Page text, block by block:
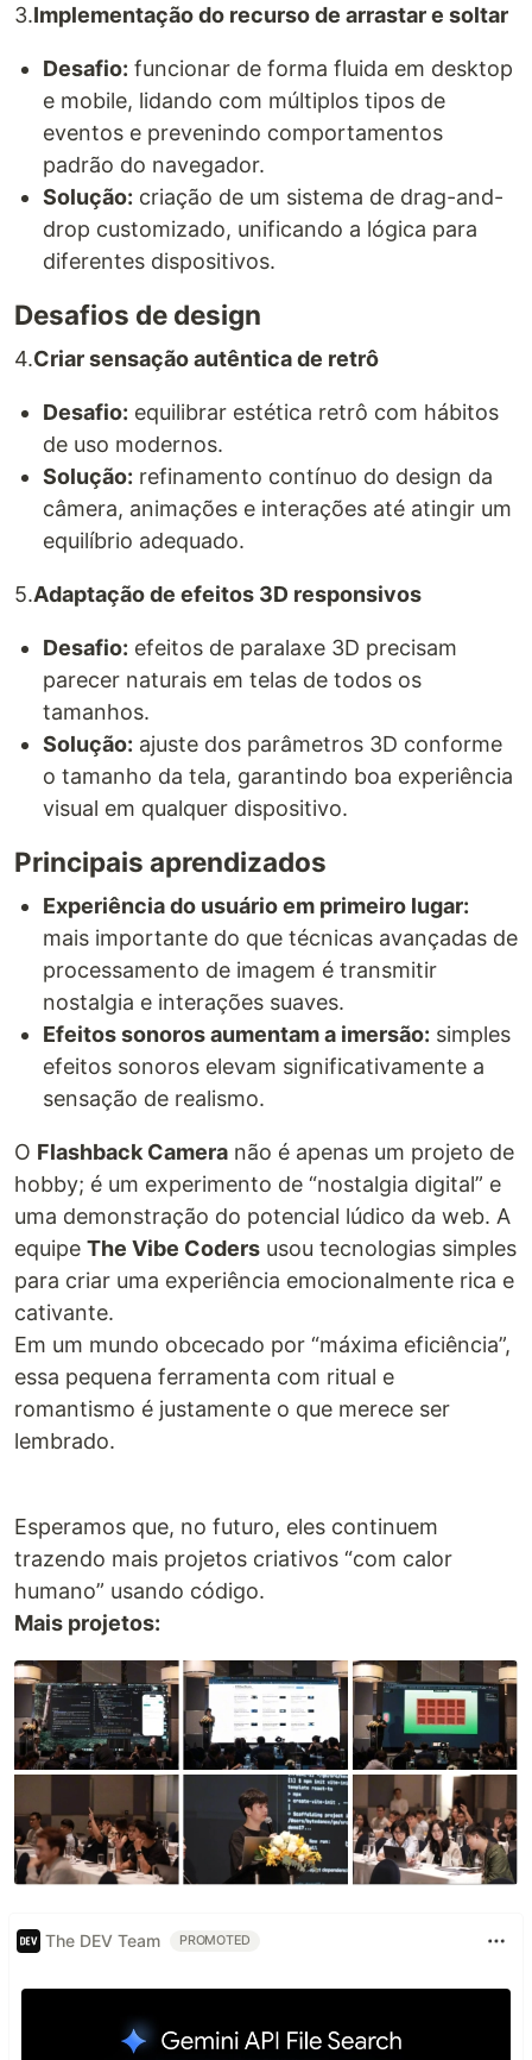
3.Implementação do recurso de arrastar e soltar
Desafio: funcionar de forma fluida em desktop
e mobile, lidando com múltiplos tipos de
eventos e prevenindo comportamentos
padrão do navegador.
Solução: criação de um sistema de drag-and-
drop customizado, unificando a lógica para
diferentes dispositivos.
Desafios de design
4.Criar sensação autêntica de retrô
Desafio: equilibrar estética retrô com hábitos
de uso modernos.
Solução: refinamento contínuo do design da
câmera, animações e interações até atingir um
equilíbrio adequado.
5.Adaptação de efeitos 3D responsivos
Desafio: efeitos de paralaxe 3D precisam
parecer naturais em telas de todos os
tamanhos.
Solução: ajuste dos parâmetros 3D conforme
o tamanho da tela, garantindo boa experiência
visual em qualquer dispositivo.
Principais aprendizados
Experiência do usuário em primeiro lugar:
mais importante do que técnicas avançadas de
processamento de imagem é transmitir
nostalgia e interações suaves.
Efeitos sonoros aumentam a imersão: simples
efeitos sonoros elevam significativamente a
sensação de realismo.
O Flashback Camera não é apenas um projeto de
hobby; é um experimento de “nostalgia digital” e
uma demonstração do potencial lúdico da web. A
equipe The Vibe Coders usou tecnologias simples
para criar uma experiência emocionalmente rica e
cativante.
Em um mundo obcecado por “máxima eficiência”,
essa pequena ferramenta com ritual e
romantismo é justamente o que merece ser
lembrado.
Esperamos que, no futuro, eles continuem
trazendo mais projetos criativos “com calor
humano” usando código.
Mais projetos:
The DEV Team PROMOTED